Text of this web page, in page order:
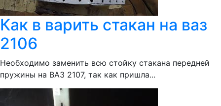
Как в варить стакан на ваз
2106
Необходимо заменить всю стойку стакана передней
пружины на ВАЗ 2107, так как пришла...